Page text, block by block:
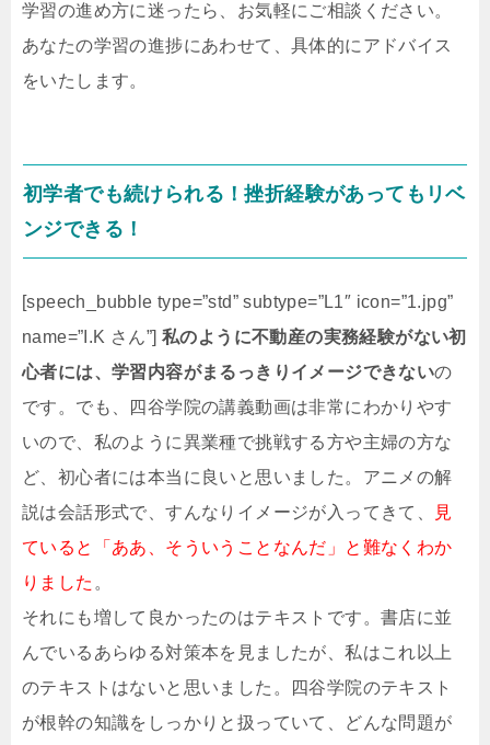
学習の進め方に迷ったら、お気軽にご相談ください。
あなたの学習の進捗にあわせて、具体的にアドバイス
をいたします。
初学者でも続けられる！挫折経験があってもリベ
ンジできる！
[speech_bubble type=”std” subtype=”L1″ icon=”1.jpg”
name=”I.K さん”] 私のように不動産の実務経験がない初
心者には、学習内容がまるっきりイメージできないの
です。でも、四谷学院の講義動画は非常にわかりやす
いので、私のように異業種で挑戦する方や主婦の方な
ど、初心者には本当に良いと思いました。アニメの解
説は会話形式で、すんなりイメージが入ってきて、
見
ていると「ああ、そういうことなんだ」と難なくわか
りました 。
それにも増して良かったのはテキストです。書店に並
んでいるあらゆる対策本を見ましたが、私はこれ以上
のテキストはないと思いました。四谷学院のテキスト
が根幹の知識をしっかりと扱っていて、どんな問題が